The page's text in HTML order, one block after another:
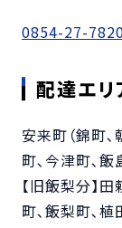
0854-27-
配達エリ
安来町（錦町
町､今津町､飯
【旧飯梨分】
町､飯梨町､植